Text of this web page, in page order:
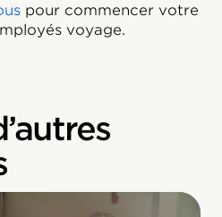
pour commencer votre
voyage.